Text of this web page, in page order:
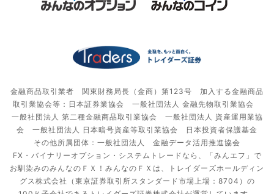
金融商品取引業者 関東財務局長（金商）第123号 加入する金融商品
取引業協会等：日本証券業協会 一般社団法人 金融先物取引業協会
一般社団法人 第二種金融商品取引業協会 一般社団法人 資産運用業協
会 一般社団法人 日本暗号資産等取引業協会 日本投資者保護基金
その他所属団体：一般社団法人 金融データ活用推進協会
FX・バイナリーオプション・システムトレードなら、「みんエフ」で
お馴染みのみんなのＦＸ！みんなのＦＸは、トレイダーズホールディン
グス株式会社（東京証券取引所スタンダード市場上場：8704）の